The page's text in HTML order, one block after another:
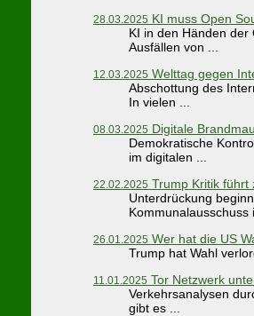
28.03.2025 KI muss Open
KI in den Händen
Ausfällen von ...
12.03.2025 Welttag gegen
Abschottung des
In vielen ...
08.03.2025 Digitale
Demokratische
im digitalen ...
22.02.2025 Trump Kritik führt
Unterdrückung
Kommunalausschuss
26.01.2025 Wer hat die US
Trump hat Wahl
11.01.2025 Tor Netzwerk
Verkehrsanalysen
gibt es ...